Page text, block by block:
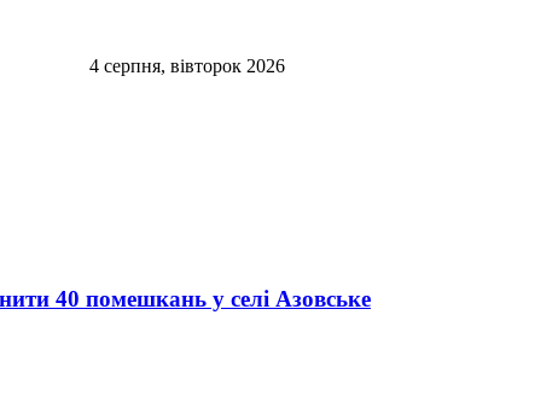
4 серпня, вівторок 2026
40 помешкань у селі Азовське